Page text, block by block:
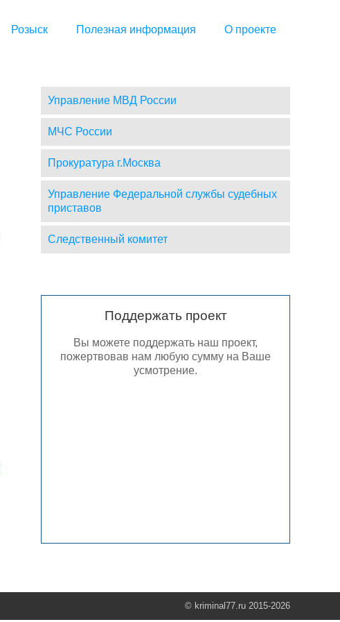
Розыск Полезная информация О проекте
Управление МВД России
МЧС России
Прокуратура г.Москва
Управление Федеральной службы судебных
приставов
Следственный комитет
Поддержать проект
Вы можете поддержать наш проект,
пожертвовав нам любую сумму на Ваше
усмотрение.
© kriminal77.ru 2015-2026